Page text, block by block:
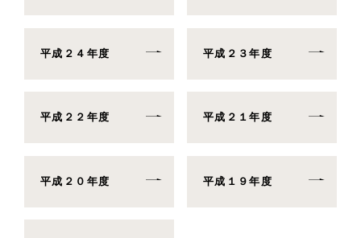
平成２４年度 平成２３年度
平成２２年度 平成２１年度
平成２０年度 平成１９年度